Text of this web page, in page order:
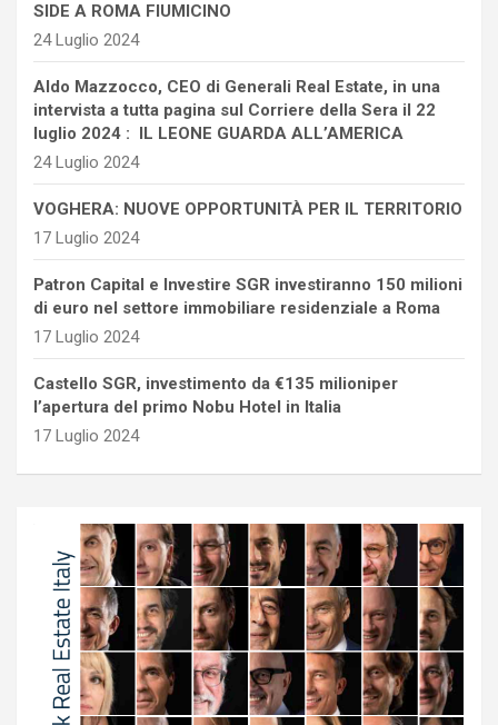
SIDE A ROMA FIUMICINO
24 Luglio 2024
Aldo Mazzocco, CEO di Generali Real Estate, in una
intervista a tutta pagina sul Corriere della Sera il 22
luglio 2024 : IL LEONE GUARDA ALL’AMERICA
24 Luglio 2024
VOGHERA: NUOVE OPPORTUNITÀ PER IL TERRITORIO
17 Luglio 2024
Patron Capital e Investire SGR investiranno 150 milioni
di euro nel settore immobiliare residenziale a Roma
17 Luglio 2024
Castello SGR, investimento da €135 milioniper
l’apertura del primo Nobu Hotel in Italia
17 Luglio 2024